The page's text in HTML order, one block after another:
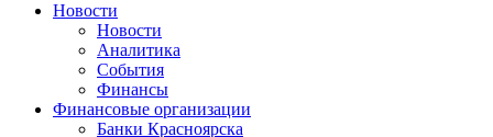
Новости
Новости
Аналитика
События
Финансы
Финансовые организации
Банки Красноярска